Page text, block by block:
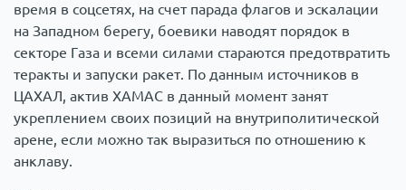
время в соцсетях, на счет парада флагов и эскалации
на Западном берегу, боевики наводят порядок в
секторе Газа и всеми силами стараются предотвратить
теракты и запуски ракет. По данным источников в
ЦАХАЛ, актив ХАМАС в данный момент занят
укреплением своих позиций на внутриполитической
арене, если можно так выразиться по отношению к
анклаву.